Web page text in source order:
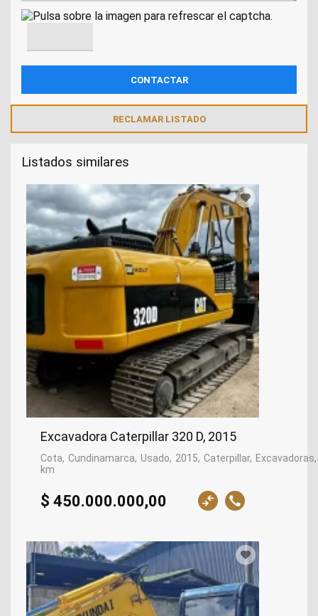
RECLAMAR LISTADO
Listados similares
Excavadora Caterpillar 320 D, 2015
Cota Cundinamarca Usado 2015 Caterpillar
Excavadoras
km
$ 450.000.000,00